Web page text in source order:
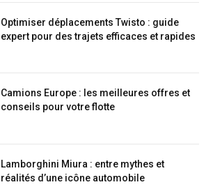
Optimiser déplacements Twisto : guide
expert pour des trajets efficaces et rapides
Camions Europe : les meilleures offres et
conseils pour votre flotte
Lamborghini Miura : entre mythes et
réalités d’une icône automobile